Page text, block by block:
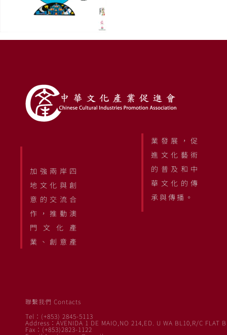
加強兩岸四
地文化與創
意的交流合
作，推動澳
門文化產
業、創意產
業發展，促
進文化藝術
的普及和中
華文化的傳
承與傳播。
聯繫我們 Contacts
Tel：(+853) 2845-5113
Address：AVENIDA 1 DE MAIO,NO 214,ED. U WA BL10,R/C FLAT B
Fax：(+853)2823-1122